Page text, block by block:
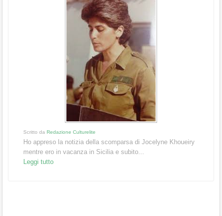
Scritto da Redazione Culturelite
Ho appreso la notizia della scomparsa di Jocelyne Khoueiry
mentre ero in vacanza in Sicilia e subito...
Leggi tutto